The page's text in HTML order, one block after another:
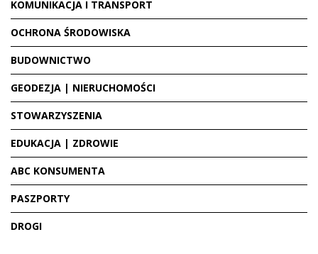
KOMUNIKACJA I TRANSPORT
OCHRONA ŚRODOWISKA
BUDOWNICTWO
GEODEZJA | NIERUCHOMOŚCI
STOWARZYSZENIA
EDUKACJA | ZDROWIE
ABC KONSUMENTA
PASZPORTY
DROGI